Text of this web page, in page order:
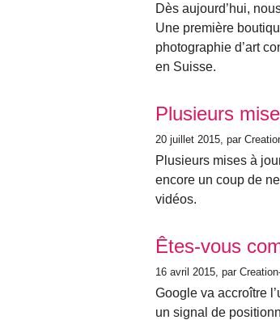
Dès aujourd’hui,
Une première
photographie d’art
en Suisse.
Plusieurs
20 juillet 2015 , par
Plusieurs mises à
encore un coup de
vidéos.
Êtes-vous
16 avril 2015 , par
Google va accroître
un signal de